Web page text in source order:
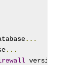
...
...
version